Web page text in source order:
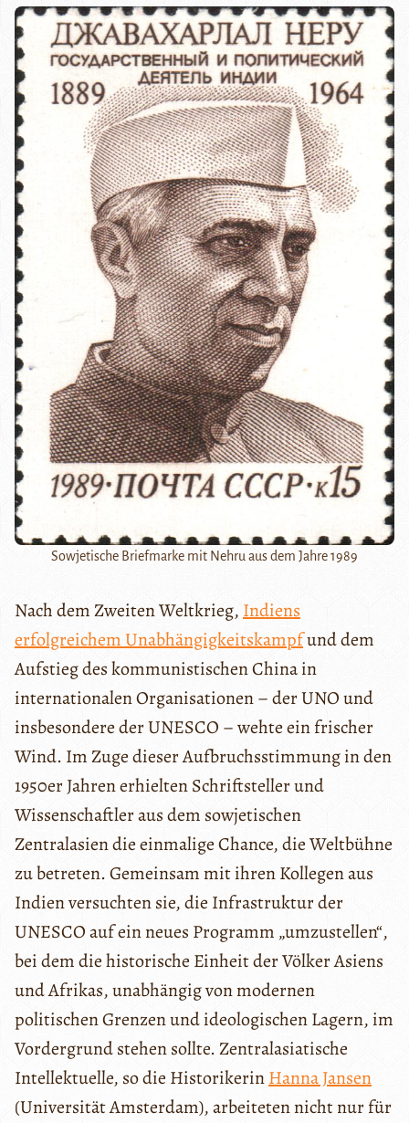
Sowjetische Briefmarke mit Nehru aus dem Jahre 1989
Nach dem Zweiten Weltkrieg,Indiens
erfolgreichem Unabhängigkeitskampfund dem
Aufstieg des kommunistischen China in
internationalen Organisationen – der UNO und
insbesondere der UNESCO – wehte ein frischer
Wind. Im Zuge dieser Aufbruchsstimmung in den
1950er Jahren erhielten Schriftsteller und
Wissenschaftler aus dem sowjetischen
Zentralasien die einmalige Chance, die Weltbühne
zu betreten. Gemeinsam mit ihren Kollegen aus
Indien versuchten sie, die Infrastruktur der
UNESCO auf ein neues Programm „umzustellen“,
bei dem die historische Einheit der Völker Asiens
und Afrikas, unabhängig von modernen
politischen Grenzen und ideologischen Lagern, im
Vordergrund stehen sollte. Zentralasiatische
Intellektuelle, so die HistorikerinHanna Jansen
(Universität Amsterdam), arbeiteten nicht nur für